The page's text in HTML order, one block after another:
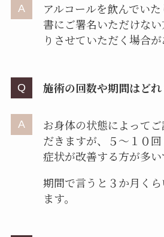
アルコールを飲んでい
書にご署名いただけな
りさせていただく場合が
施術の回数や期間はど
お身体の状態によって
だきますが、５～１０
症状が改善する方が多い
期間で言うと３か月く
ます。